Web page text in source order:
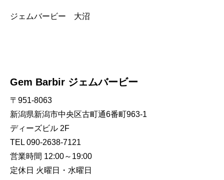
ジェムバービー　大沼
Gem Barbir ジェムバービー
〒951-8063
新潟県新潟市中央区古町通6番町963-1
ディーズビル 2F
TEL 090-2638-7121
営業時間 12:00～19:00
定休日 火曜日・水曜日